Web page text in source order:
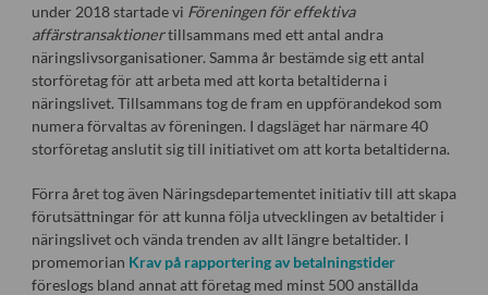
under 2018 startade vi Föreningen för effektiva
affärstransaktionertillsammans med ett antal andra
näringslivsorganisationer. Samma år bestämde sig ett antal
storföretag för att arbeta med att korta betaltiderna i
näringslivet. Tillsammans tog de fram en uppförandekod som
numera förvaltas av föreningen. I dagsläget har närmare 40
storföretag anslutit sig till initiativet om att korta betaltiderna.
Förra året tog även Näringsdepartementet initiativ till att skapa
förutsättningar för att kunna följa utvecklingen av betaltider i
näringslivet och vända trenden av allt längre betaltider. I
promemorian Krav på rapportering av betalningstider
föreslogs bland annat att företag med minst 500 anställda